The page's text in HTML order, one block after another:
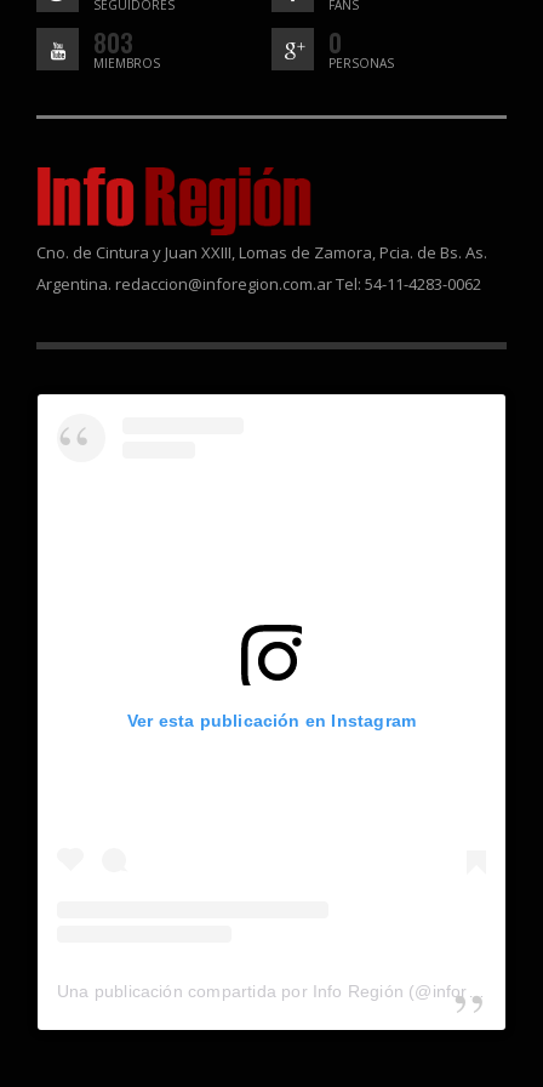
SEGUIDORES FANS
803
MIEMBROS
0
PERSONAS
Cno. de Cintura y Juan XXIII, Lomas de Zamora, Pcia. de Bs. As.
Argentina. redaccion@inforegion.com.ar Tel: 54-11-4283-0062
Ver esta publicación en Instagram
Una publicación compartida por Info Región (@inforegion_redes)